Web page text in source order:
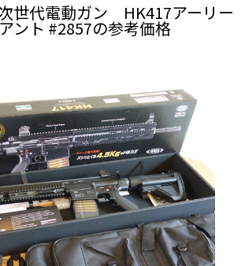
世代電動ガン HK417アーリー
ント #2857の参考価格